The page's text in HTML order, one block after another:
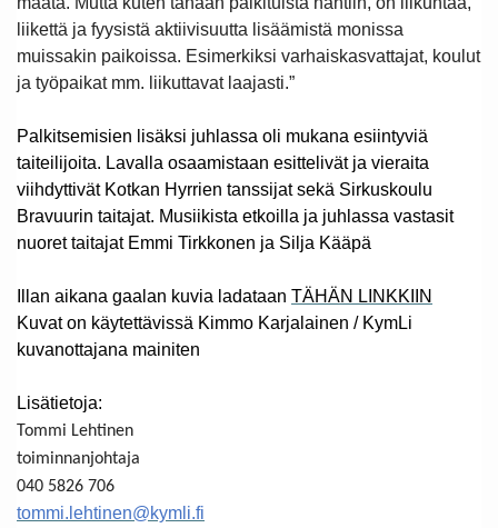
liikettä ja fyysistä aktiivisuutta lisäämistä monissa
muissakin paikoissa. Esimerkiksi varhaiskasvattajat, koulut
ja työpaikat mm. liikuttavat laajasti.”
Palkitsemisien lisäksi juhlassa oli mukana esiintyviä
taiteilijoita. Lavalla osaamistaan esittelivät ja vieraita
viihdyttivät Kotkan Hyrrien tanssijat sekä Sirkuskoulu
Bravuurin taitajat. Musiikista etkoilla ja juhlassa vastasit
nuoret taitajat Emmi Tirkkonen ja Silja Kääpä
Illan aikana gaalan kuvia ladataan TÄHÄN LINKKIIN
Kuvat on käytettävissä Kimmo Karjalainen / KymLi
kuvanottajana mainiten
Lisätietoja:
Tommi Lehtinen
toiminnanjohtaja
040 5826 706
tommi.lehtinen@kymli.fi